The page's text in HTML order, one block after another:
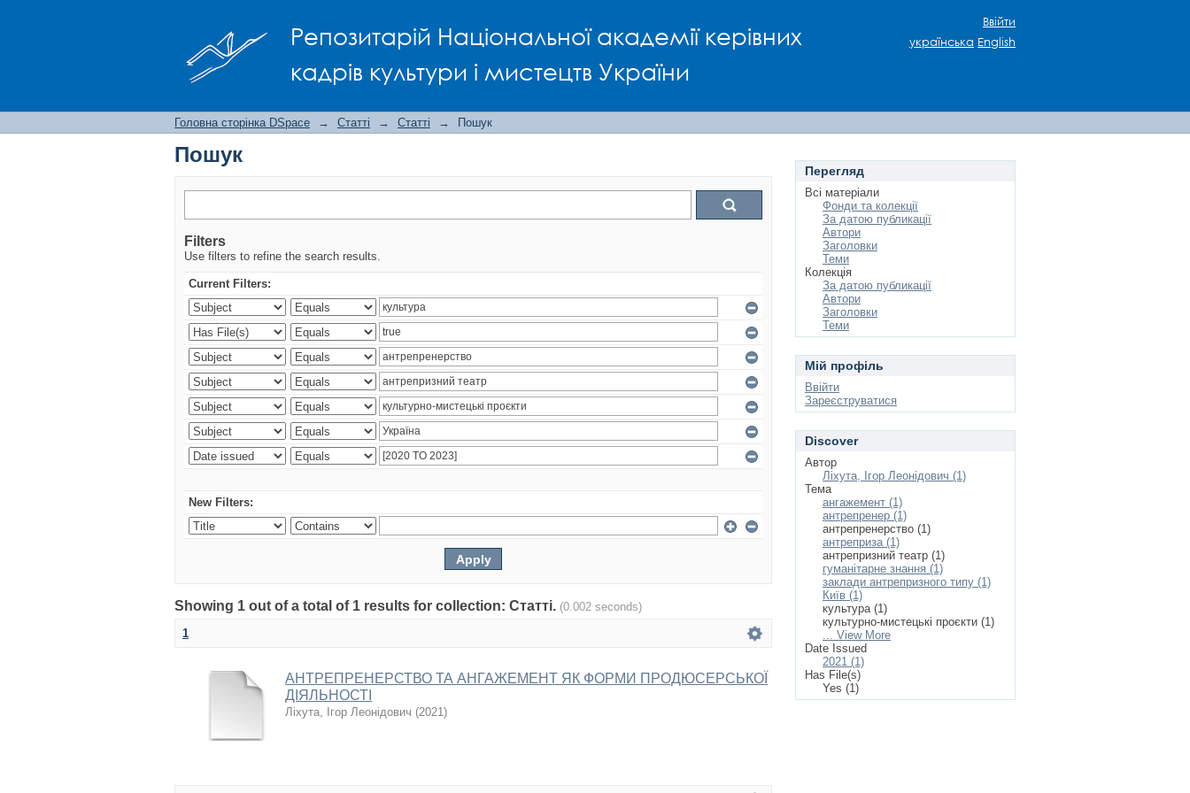
Репозитарій Національної академії керівних
кадрів культури і мистецтв України
Ввійти
українська English
Головна сторінка DSpace → Статті → Статті → Пошук
Пошук
Filters
Use filters to refine the search results.
Current Filters:
New Filters:
Showing 1 out of a total of 1 results for collection: Статті. (0.002 seconds)
1
АНТРЕПРЕНЕРСТВО ТА АНГАЖЕМЕНТ ЯК ФОРМИ ПРОДЮСЕРСЬКОЇ
ДІЯЛЬНОСТІ
Ліхута, Ігор Леонідович (2021)
Перегляд
Всі матеріали
Фонди та колекції
За датою публикації
Автори
Заголовки
Теми
Колекція
За датою публикації
Автори
Заголовки
Теми
Мій профіль
Ввійти
Зареєструватися
Discover
Автор
Ліхута, Ігор Леонідович (1)
Тема
ангажемент (1)
антрепренер (1)
антрепренерство (1)
антреприза (1)
антрепризний театр (1)
гуманітарне знання (1)
заклади антрепризного типу (1)
Київ (1)
культура (1)
культурно-мистецькі проєкти (1)
... View More
Date Issued
2021 (1)
Has File(s)
Yes (1)